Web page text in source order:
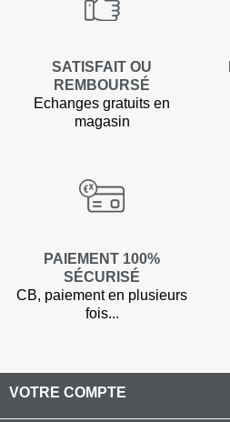
SATISFAIT OU
REMBOURSÉ
Echanges gratuits en
magasin
PAIEMENT 100%
SÉCURISÉ
CB, paiement en plusieurs
fois...
VOTRE COMPTE